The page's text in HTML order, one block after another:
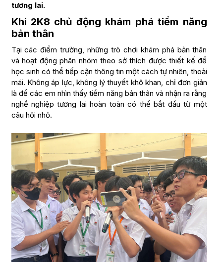
tương lai.
Khi 2K8 chủ động khám phá tiềm năng
bản thân
Tại các điểm trường, những trò chơi khám phá bản thân
và hoạt động phân nhóm theo sở thích được thiết kế để
học sinh có thể tiếp cận thông tin một cách tự nhiên, thoải
mái. Không áp lực, không lý thuyết khô khan, chỉ đơn giản
là để các em nhìn thấy tiềm năng bản thân và nhận ra rằng
nghề nghiệp tương lai hoàn toàn có thể bắt đầu từ một
câu hỏi nhỏ.